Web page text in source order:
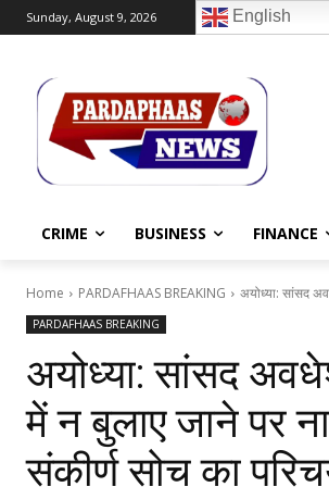
Sunday, August 9, 2026 English
CRIME BUSINESS FINANCE
Home PARDAFHAAS BREAKING अयोध्या: सांसद
PARDAFHAAS BREAKING
अयोध्या: सांसद
में न बुलाए जाने पर
संकीर्ण सोच का